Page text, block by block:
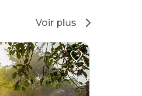
Voir plus